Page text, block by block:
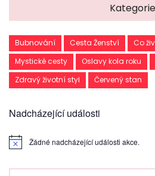
Bubnování Cesta Ženství
Co
Mystické cesty
Oslavy kola roku
Zdravý životní styl
Červený stan
Nadcházející události
Žádné nadcházející události akce.